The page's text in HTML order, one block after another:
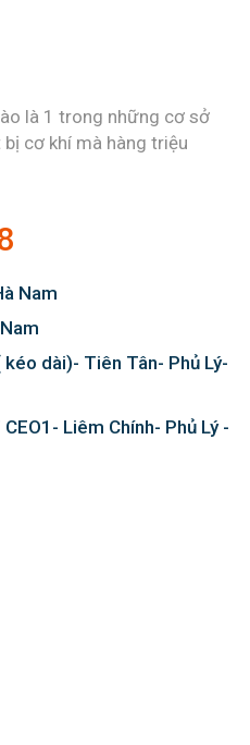
là 1 trong những cơ sở
cơ khí mà hàng triệu
Nam
dài)- Tiên Tân- Phủ Lý-
Liêm Chính- Phủ Lý -